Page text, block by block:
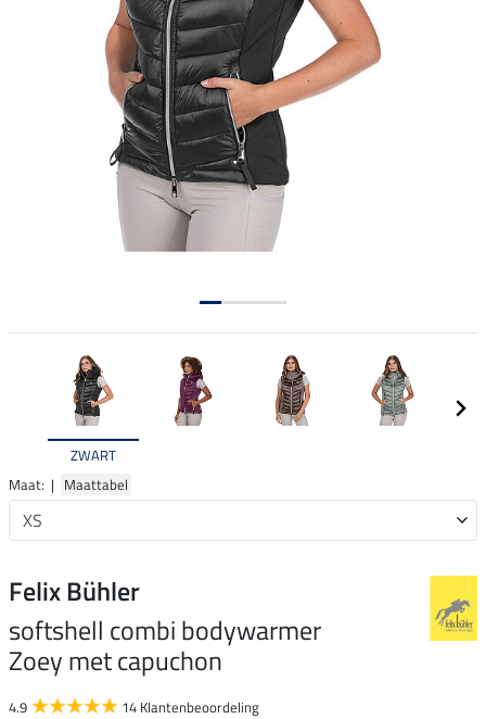
ZWART
Maat: | Maattabel
Felix Bühler
softshell combi bodywarmer
Zoey met capuchon
4.9 14 Klantenbeoordeling